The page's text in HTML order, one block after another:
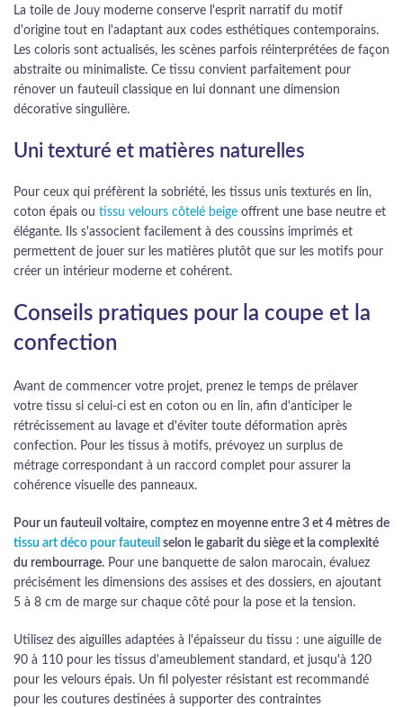
La toile de Jouy moderne conserve l'esprit narratif du motif
d'origine tout en l'adaptant aux codes esthétiques contemporains.
Les coloris sont actualisés, les scènes parfois réinterprétées de façon
abstraite ou minimaliste. Ce tissu convient parfaitement pour
rénover un fauteuil classique en lui donnant une dimension
décorative singulière.
Uni texturé et matières naturelles
Pour ceux qui préfèrent la sobriété, les tissus unis texturés en lin,
coton épais ou tissu velours côtelé beige offrent une base neutre et
élégante. Ils s'associent facilement à des coussins imprimés et
permettent de jouer sur les matières plutôt que sur les motifs pour
créer un intérieur moderne et cohérent.
Conseils pratiques pour la coupe et la
confection
Avant de commencer votre projet, prenez le temps de prélaver
votre tissu si celui-ci est en coton ou en lin, afin d'anticiper le
rétrécissement au lavage et d'éviter toute déformation après
confection. Pour les tissus à motifs, prévoyez un surplus de
métrage correspondant à un raccord complet pour assurer la
cohérence visuelle des panneaux.
Pour un fauteuil voltaire, comptez en moyenne entre 3 et 4 mètres de
tissu art déco pour fauteuil selon le gabarit du siège et la complexité
du rembourrage. Pour une banquette de salon marocain, évaluez
précisément les dimensions des assises et des dossiers, en ajoutant
5 à 8 cm de marge sur chaque côté pour la pose et la tension.
Utilisez des aiguilles adaptées à l'épaisseur du tissu : une aiguille de
90 à 110 pour les tissus d'ameublement standard, et jusqu'à 120
pour les velours épais. Un fil polyester résistant est recommandé
pour les coutures destinées à supporter des contraintes